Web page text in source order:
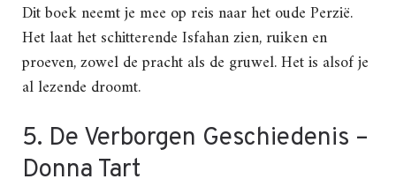
Dit boek neemt je mee op reis naar het oude Perzië.
Het laat het schitterende Isfahan zien, ruiken en
proeven, zowel de pracht als de gruwel. Het is alsof je
al lezende droomt.
5. De Verborgen Geschiedenis –
Donna Tart